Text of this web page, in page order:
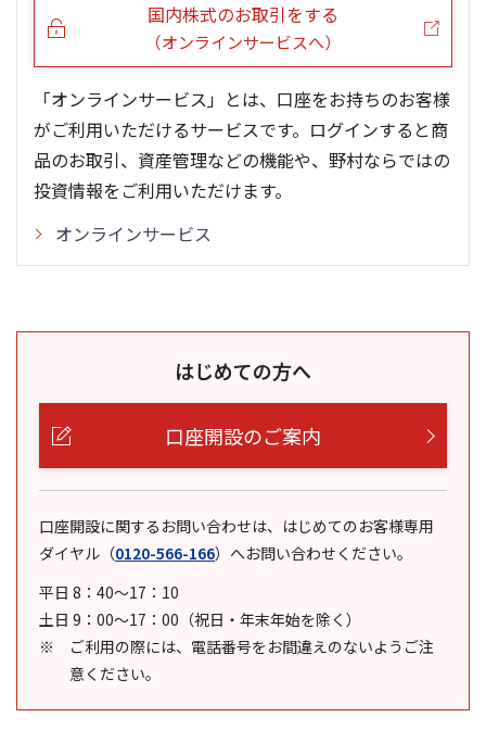
国内株式のお取引をする
（オンラインサービスへ）
「オンラインサービス」とは、口座をお持ちのお客様
がご利用いただけるサービスです。ログインすると商
品のお取引、資産管理などの機能や、野村ならではの
投資情報をご利用いただけます。
オンラインサービス
はじめての方へ
口座開設のご案内
口座開設に関するお問い合わせは、はじめてのお客様専用
ダイヤル （0120-566-166） へお問い合わせください。
平日 8：40～17：10
土日 9：00～17：00（祝日・年末年始を除く）
ご利用の際には、電話番号をお間違えのないようご注
意ください。